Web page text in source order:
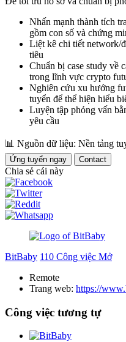
Nhấn mạnh thành tích
gồm con số và chứng
Liệt kê chi tiết network/
tiêu
Chuẩn bị case study về
trong lĩnh vực crypto
Nghiên cứu xu hướng
tuyển để thể hiện hiểu
Luyện tập phỏng vấn
yêu cầu
📊 Nguồn dữ liệu: Nền tảng
Ứng tuyển ngay Contact
Chia sẻ cái này
BitBaby 110 Công việc Mở
Remote
Trang web: https://
Công việc tương tự